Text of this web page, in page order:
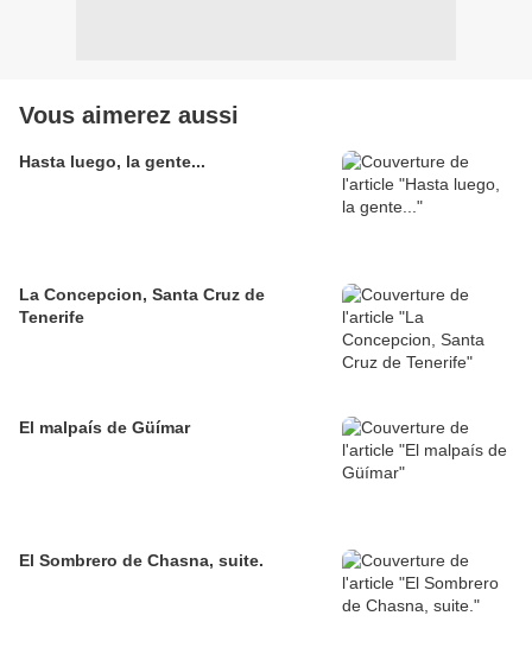
Vous aimerez aussi
Hasta luego, la gente...
La Concepcion, Santa Cruz de
Tenerife
El malpaís de Güímar
El Sombrero de Chasna, suite.